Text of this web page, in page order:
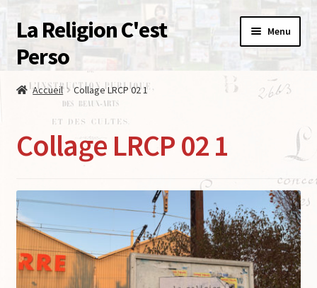
La Religion C'est
Perso
Menu
Accueil
Le Mur De La Laïcite
Contact – Qui sommes nous ?
Mon compte
Accueil Collage LRCP 02 1
Collage LRCP 02 1